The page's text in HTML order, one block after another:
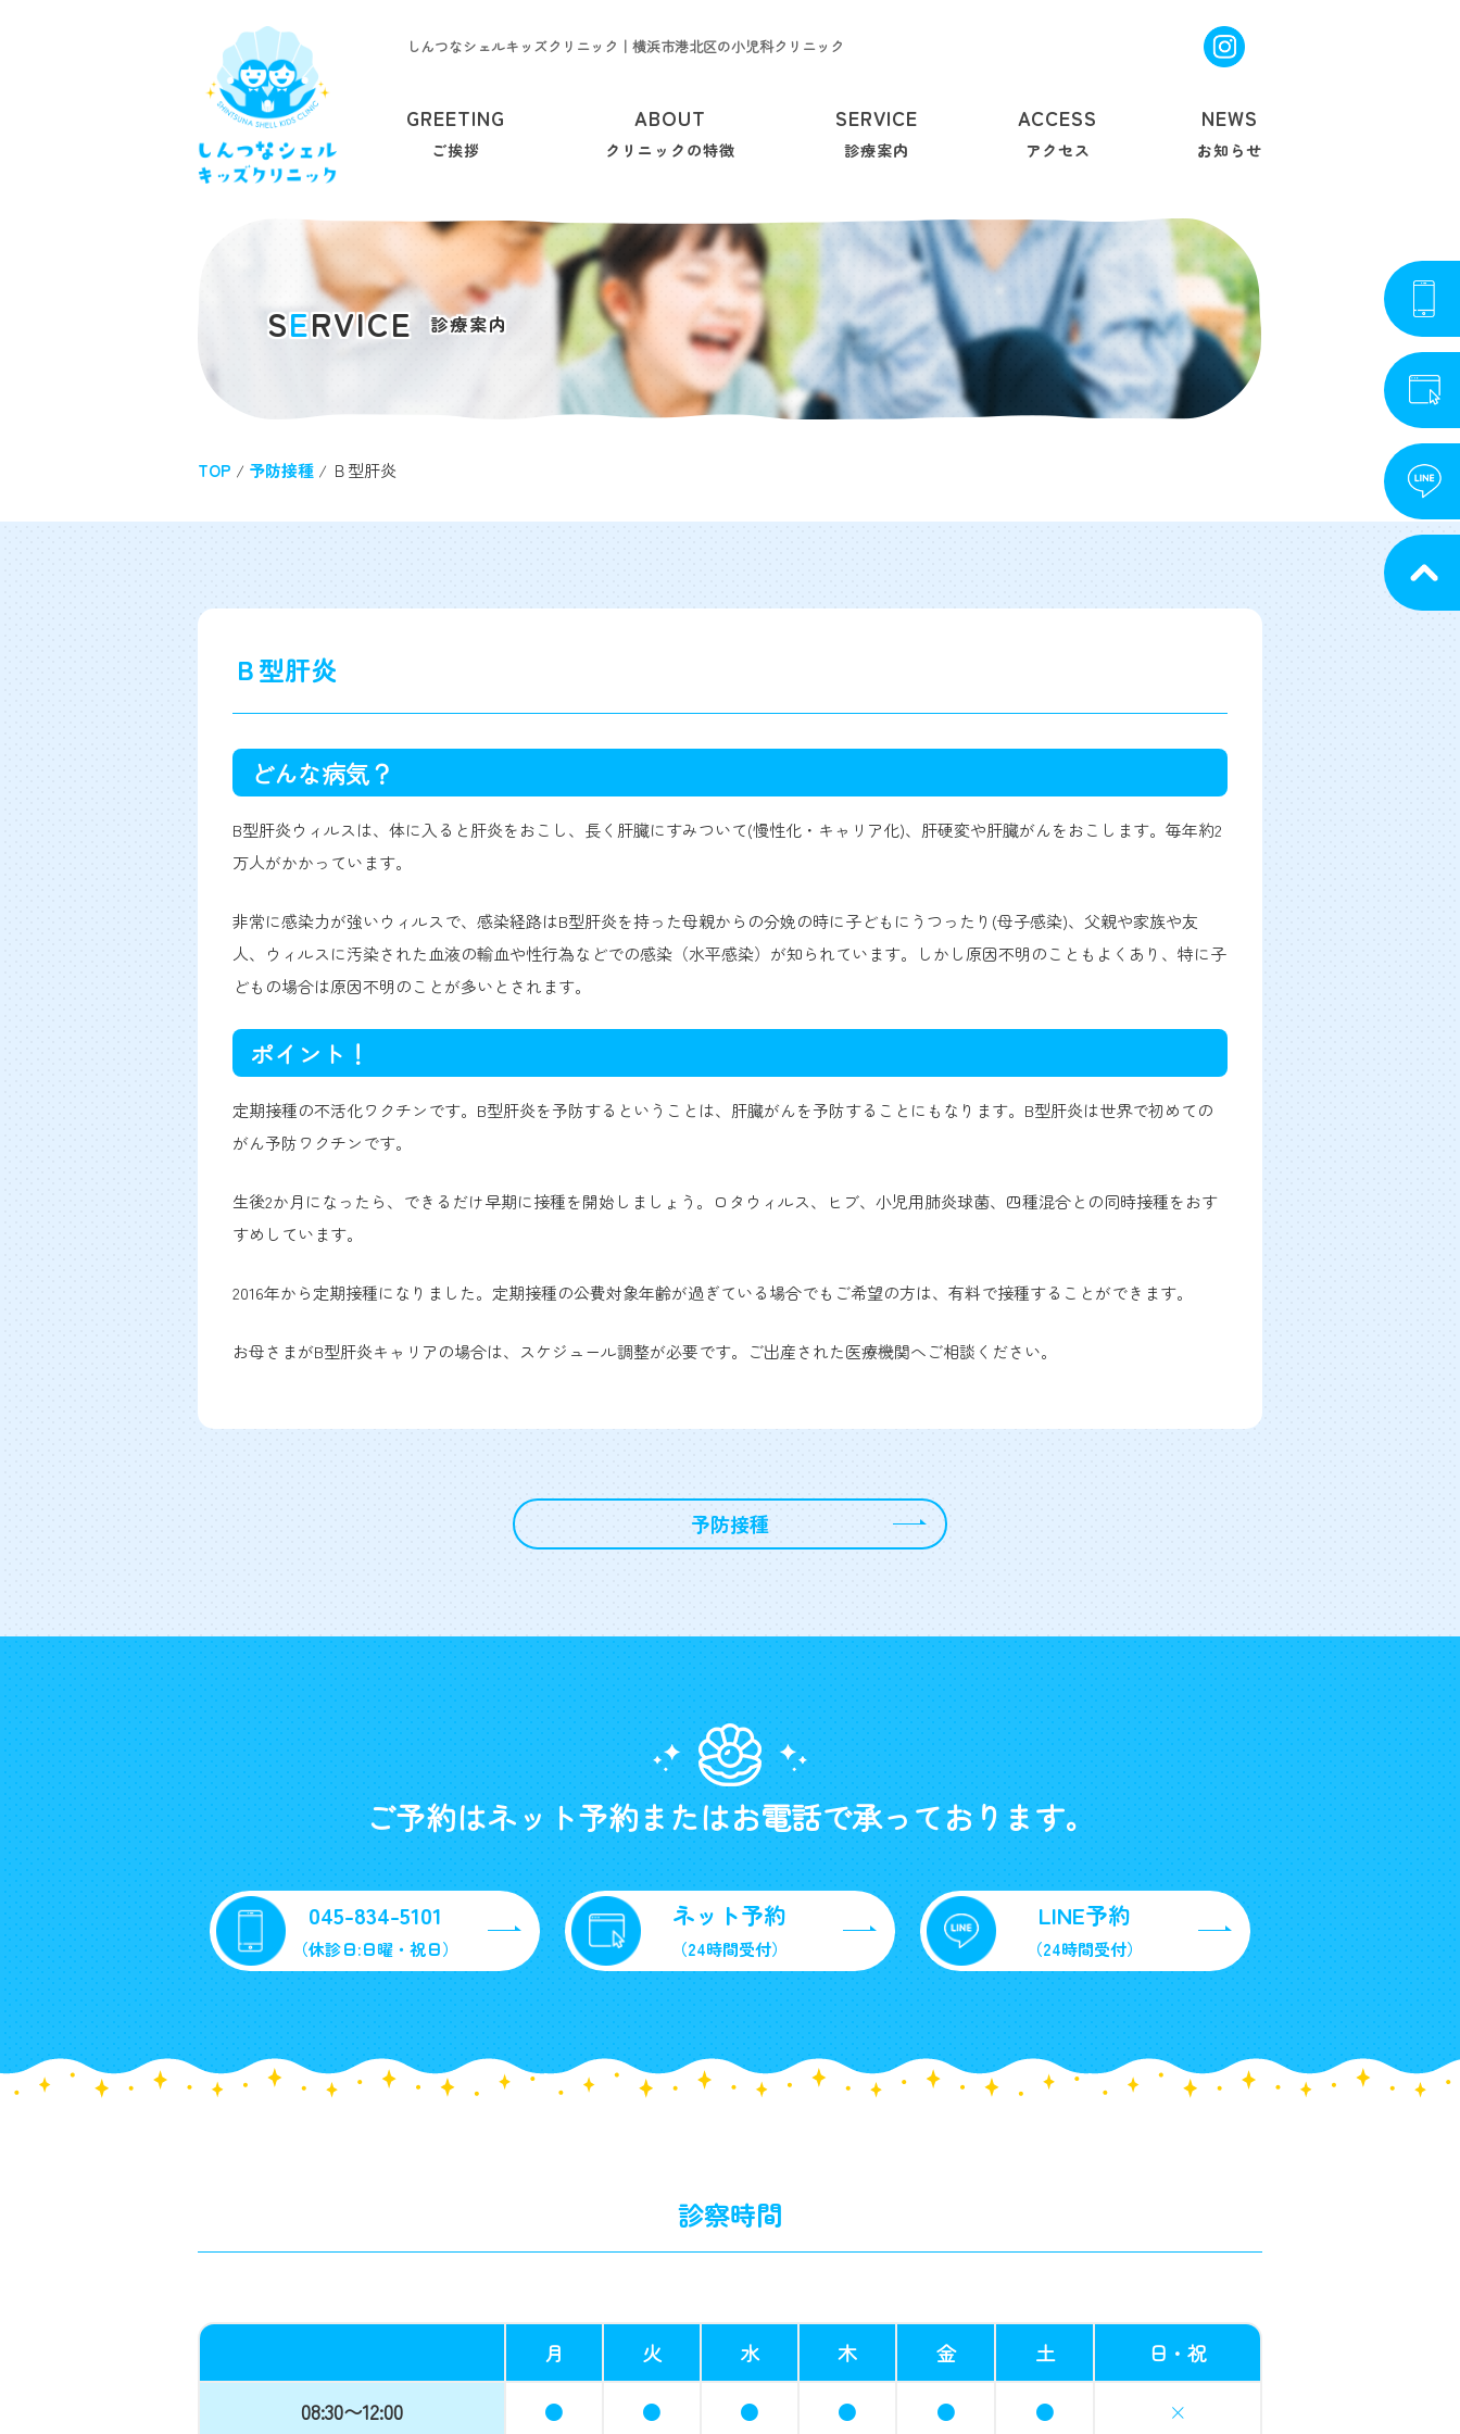
しんつなシェルキッズクリニック｜横浜市港北区の小児科クリニック
GREETING
ご挨拶
ABOUT
クリニックの特徴
SERVICE
診療案内
ACCESS
アクセス
NEWS
お知らせ
SERVICE 診療案内
TOP / 予防接種 / Ｂ型肝炎
Ｂ型肝炎
どんな病気？
B型肝炎ウィルスは、体に入ると肝炎をおこし、長く肝臓にすみついて(慢性化・キャリア化)、肝硬変や肝臓がんをおこします。毎年約2
万人がかかっています。
非常に感染力が強いウィルスで、感染経路はB型肝炎を持った母親からの分娩の時に子どもにうつったり(母子感染)、父親や家族や友
人、ウィルスに汚染された血液の輸血や性行為などでの感染（水平感染）が知られています。しかし原因不明のこともよくあり、特に子
どもの場合は原因不明のことが多いとされます。
ポイント！
定期接種の不活化ワクチンです。B型肝炎を予防するということは、肝臓がんを予防することにもなります。B型肝炎は世界で初めての
がん予防ワクチンです。
生後2か月になったら、できるだけ早期に接種を開始しましょう。ロタウィルス、ヒブ、小児用肺炎球菌、四種混合との同時接種をおす
すめしています。
2016年から定期接種になりました。定期接種の公費対象年齢が過ぎている場合でもご希望の方は、有料で接種することができます。
お母さまがB型肝炎キャリアの場合は、スケジュール調整が必要です。ご出産された医療機関へご相談ください。
予防接種
ご予約はネット予約またはお電話で承っております。
045-834-5101
（休診日:日曜・祝日）
ネット予約
（24時間受付）
LINE予約
（24時間受付）
診察時間
月 火 水 木 金 土 日・祝
08:30〜12:00 ● ● ● ● ● ● ×